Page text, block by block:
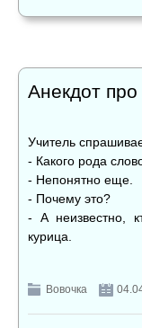
Анекдот про
Учитель
- Какого рода
- Непонятно еще.
- Почему это?
- А неизвестно,
курица.
Вовочка